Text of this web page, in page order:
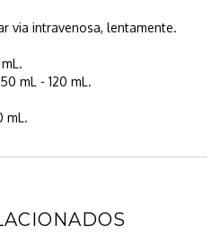
via intravenosa, lentamente.
mL - 120 mL.
mL.